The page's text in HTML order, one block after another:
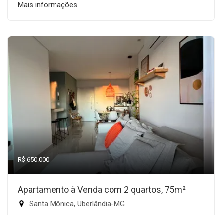
Mais informações
R$ 650.000
Apartamento à Venda com 2 quartos, 75m²
Santa Mônica, Uberlândia-MG